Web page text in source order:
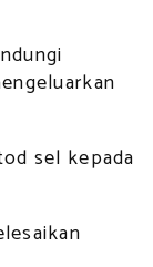
sel kepada